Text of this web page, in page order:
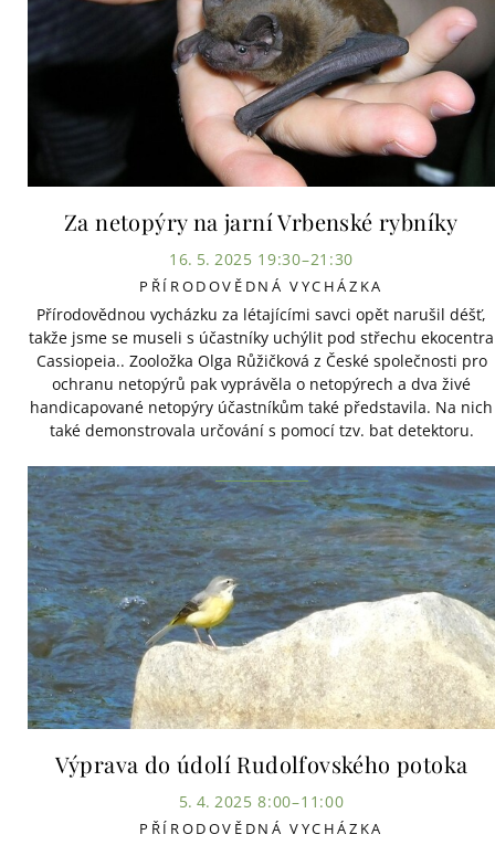
Za netopýry na jarní Vrbenské rybníky
16. 5. 2025 19:30–21:30
PŘÍRODOVĚDNÁ VYCHÁZKA
Přírodovědnou vycházku za létajícími savci opět narušil déšť,
takže jsme se museli s účastníky uchýlit pod střechu ekocentra
Cassiopeia.. Zooložka Olga Růžičková z České společnosti pro
ochranu netopýrů pak vyprávěla o netopýrech a dva živé
handicapované netopýry účastníkům také představila. Na nich
také demonstrovala určování s pomocí tzv. bat detektoru.
Výprava do údolí Rudolfovského potoka
5. 4. 2025 8:00–11:00
PŘÍRODOVĚDNÁ VYCHÁZKA